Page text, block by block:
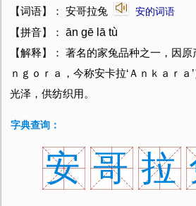
【词语】： 安哥拉兔
安的词语
【拼音】： ān ɡē lā tù
【解释】： 著名的家兔品种之一，因
ｎｇｏｒａ，今称安卡拉‘Ａｎｋａｒ
光泽，供纺织用。
字典查询：
安 哥 拉